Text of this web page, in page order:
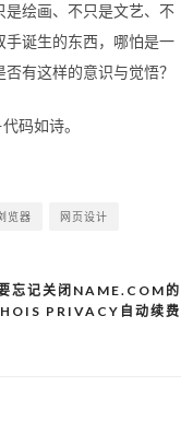
绘画、不只是文艺、不
手诞生的东西，哪怕是一
有这样的意识与觉悟？
码如诗。
览器 网页设计
忘记关闭NAME.COM的
PRIVACY自动续费